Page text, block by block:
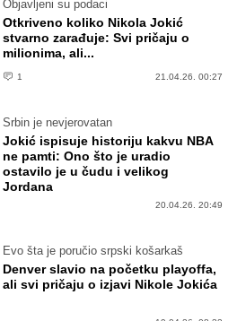
Objavljeni su podaci
Otkriveno koliko Nikola Jokić
stvarno zarađuje: Svi pričaju o
milionima, ali...
1 21.04.26. 00:27
Srbin je nevjerovatan
Jokić ispisuje historiju kakvu NBA
ne pamti: Ono što je uradio
ostavilo je u čudu i velikog
Jordana
20.04.26. 20:49
Evo šta je poručio srpski košarkaš
Denver slavio na početku playoffa,
ali svi pričaju o izjavi Nikole Jokića